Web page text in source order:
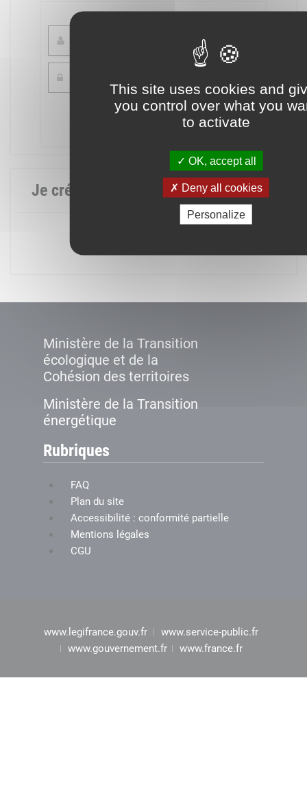
This site uses cookies and
you control over what you
to activate
OK, accept all
Deny all cookies
Personalize
Mot de passe oublié ?
Je crée mon compte
Ministère de la Transition
écologique et de la
Cohésion des territoires
Ministère de la Transition
énergétique
Rubriques
FAQ
Plan du site
Accessibilité : conformité partielle
Mentions légales
CGU
www.legifrance.gouv.fr
www.service-public.fr
www.gouvernement.fr
www.france.fr